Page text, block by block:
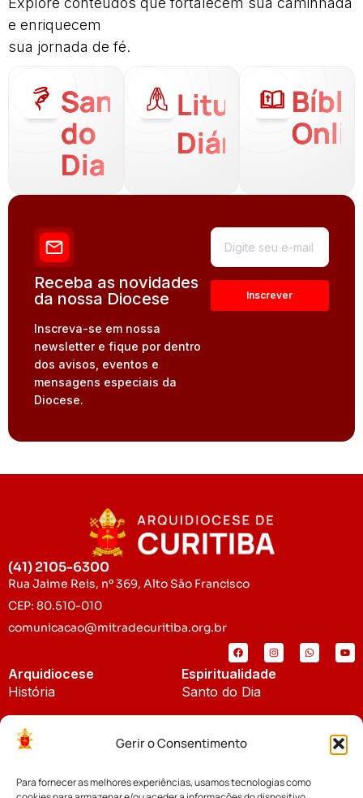
Gerir o Consentimento
Para fornecer as melhores experiências, usamos tecnologias como
e enriquecem
sua jornada de fé.
Santo
do
Dia
Liturgia
Diária
Receba as novidades
da nossa Diocese
Inscreva-se em nossa
newsletter e fique por dentro
dos avisos, eventos e
mensagens especiais da
Diocese.
(41) 2105-6300
Rua Jaime Reis, nº 369, Alto São Francisco
CEP: 80.510-010
comunicacao@mitradecuritiba.org.br
Arquidiocese
História
Padroeira
Espiritualidade
Santo do Dia
Notícias
Cúria Diocesana